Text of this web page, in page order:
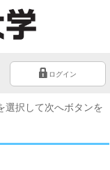
ログイン
選択して次へボタンを